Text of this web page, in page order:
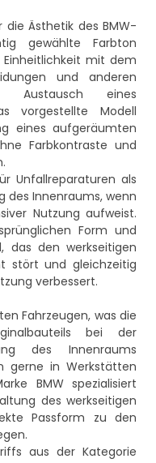
Ästhetik des BMW-
gewählte Farbton
mit dem
und anderen
Austausch eines
vorgestellte Modell
eines aufgeräumten
Farbkontraste und
Unfallreparaturen als
des Innenraums, wenn
Nutzung aufweist.
Form und
das den werkseitigen
stört und gleichzeitig
verbessert.
Fahrzeugen, was die
bei der
des Innenraums
gerne in Werkstätten
BMW spezialisiert
des werkseitigen
Passform zu den
aus der Kategorie